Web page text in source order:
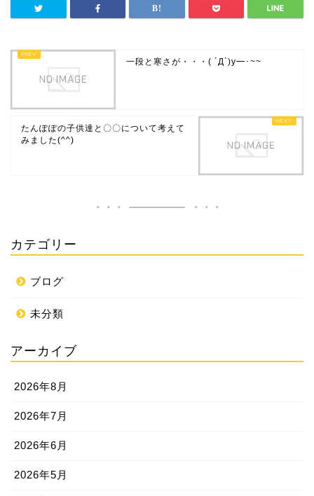
一段と寒さが・・・( ´Д`)y━･~~
たんぽぽの子供達と〇〇について考えて
みました(^^)
カテゴリー
ブログ
未分類
アーカイブ
2026年8月
2026年7月
2026年6月
2026年5月